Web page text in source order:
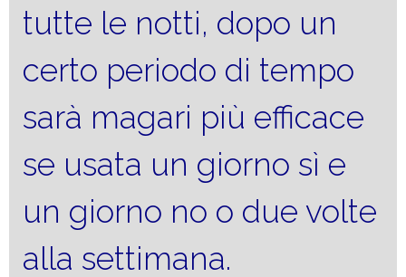
tutte le notti, dopo un
certo periodo di tempo
sarà magari più efficace
se usata un giorno sì e
un giorno no o due volte
alla settimana.